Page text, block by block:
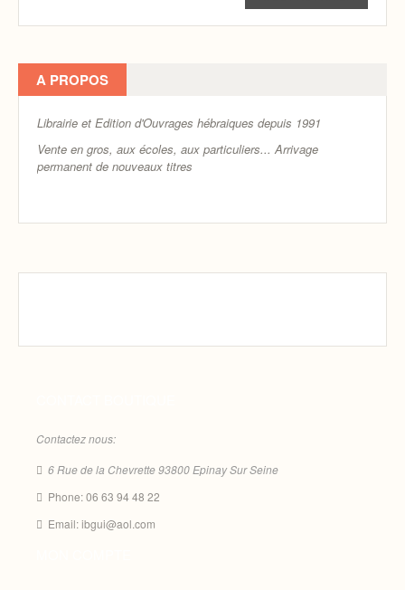
A PROPOS
Librairie et Edition d'Ouvrages hébraiques depuis 1991
Vente en gros, aux écoles, aux particuliers...Arrivage
permanent de nouveaux titres
Contactez nous:
6 Rue de la Chevrette 93800 Epinay Sur Seine
Phone: 06 63 94 48 22
Email: ibgui@aol.com